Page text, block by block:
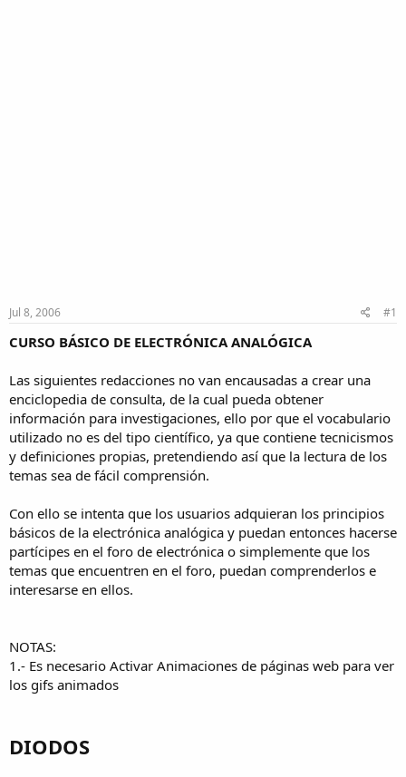
Jul 8, 2006 #1
CURSO BÁSICO DE ELECTRÓNICA ANALÓGICA
Las siguientes redacciones no van encausadas a crear una
enciclopedia de consulta, de la cual pueda obtener
información para investigaciones, ello por que el vocabulario
utilizado no es del tipo científico, ya que contiene tecnicismos
y definiciones propias, pretendiendo así que la lectura de los
temas sea de fácil comprensión.
Con ello se intenta que los usuarios adquieran los principios
básicos de la electrónica analógica y puedan entonces hacerse
partícipes en el foro de electrónica o simplemente que los
temas que encuentren en el foro, puedan comprenderlos e
interesarse en ellos.
NOTAS:
1.- Es necesario Activar Animaciones de páginas web para ver
los gifs animados
DIODOS